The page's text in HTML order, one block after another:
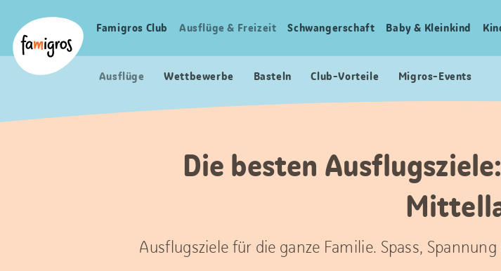
Navigation
Logo
Haupt
Famigros Club Ausflüge & Freizeit Schwangerschaft Baby & Kleinkind
Ausflüge Wettbewerbe Basteln Club-Vorteile Migros-Events
Die besten
Ausflugsziele für die ganze Familie. Spass,